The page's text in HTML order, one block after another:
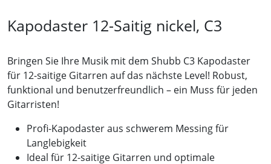
Kapodaster 12-Saitig nickel, C3
Bringen Sie Ihre Musik mit dem Shubb C3 Kapodaster
für 12-saitige Gitarren auf das nächste Level! Robust,
funktional und benutzerfreundlich – ein Muss für jeden
Gitarristen!
Profi-Kapodaster aus schwerem Messing für
Langlebigkeit
Ideal für 12-saitige Gitarren und optimale